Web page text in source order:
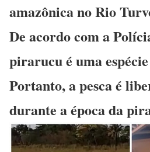
amazônica no Rio
De acordo com a
pirarucu é uma
Portanto, a pesca é
durante a época da